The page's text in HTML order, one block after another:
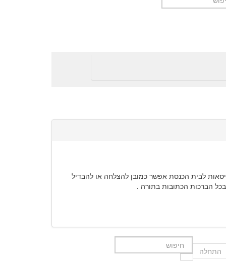
לבית הכנסת אפשר כמובן להצלחה או להבדיל
התחלה